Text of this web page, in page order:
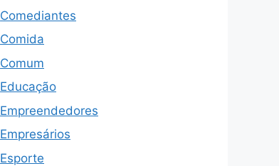
Comediantes
Comida
Comum
Educação
Empreendedores
Empresários
Esporte